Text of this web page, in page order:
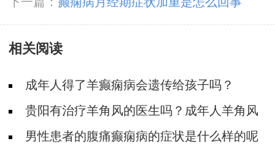
相关阅读
成年人得了羊癫痫病会遗传给孩子吗？
贵阳有治疗羊角风的医生吗？成年人羊角风
如何预防?
男性患者的腹痛癫痫病的症状是什么样的呢